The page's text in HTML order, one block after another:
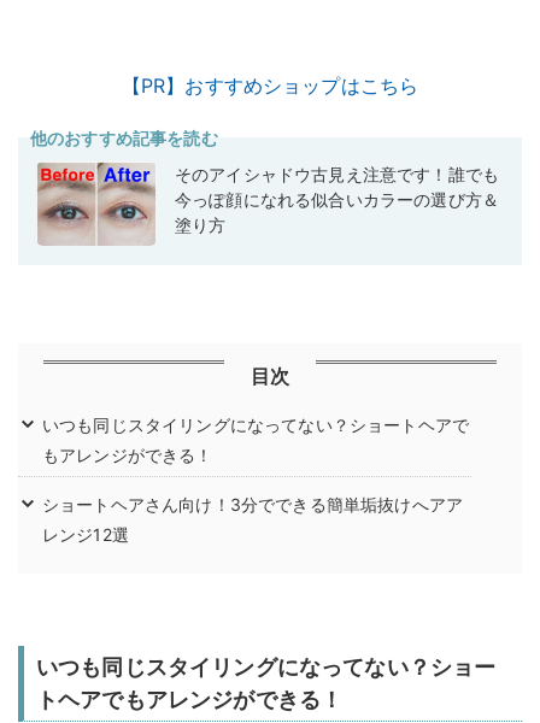
【PR】おすすめショップはこちら
他のおすすめ記事を読む
そのアイシャドウ古見え注意です！誰でも
今っぽ顔になれる似合いカラーの選び方＆
塗り方
目次
いつも同じスタイリングになってない？ショートヘアで
もアレンジができる！
ショートヘアさん向け！3分でできる簡単垢抜けへアア
レンジ12選
いつも同じスタイリングになってない？ショー
トヘアでもアレンジができる！